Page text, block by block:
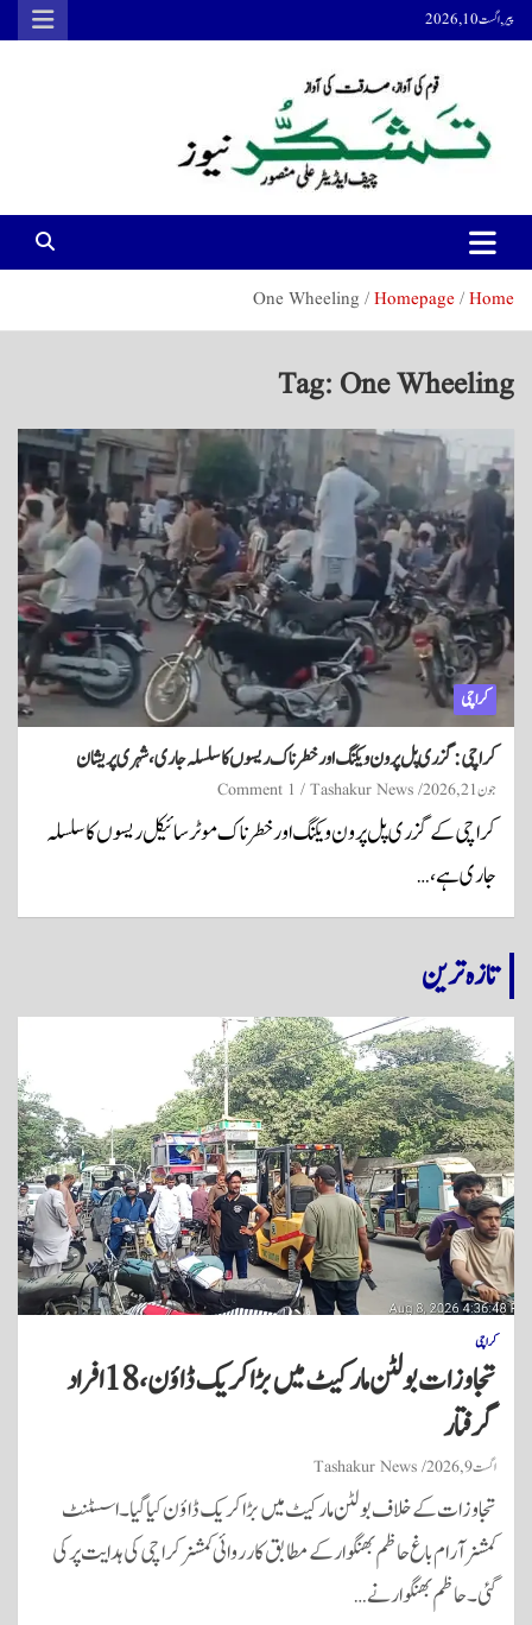
Skip
to
پیر, اگست 10, 2026
Tashakur News
Home
Homepage
One Wheeling
Tag: One Wheeling
کراچی
کراچی: گزری پل پر ون ویلنگ اور خطرناک ریسوں کا سلسلہ جاری، شہری پریشان
جون 21, 2026 Tashakur News
1 Comment
کراچی کے گزری پل پر ون ویلنگ اور خطرناک موٹر سائیکل ریسوں کا سلسلہ
جاری ہے،…
تازہ ترین
کراچی
تجاوزات بولٹن مارکیٹ میں بڑا کریک ڈاؤن، 18 افراد
گرفتار
اگست 9, 2026 Tashakur News
تجاوزات کے خلاف بولٹن مارکیٹ میں بڑا کریک ڈاؤن کیا گیا۔ اسسٹنٹ
کمشنر آرام باغ حاظم بھنگوار کے مطابق کارروائی کمشنر کراچی کی ہدایت پر کی
گئی۔ حاظم بھنگوار نے…